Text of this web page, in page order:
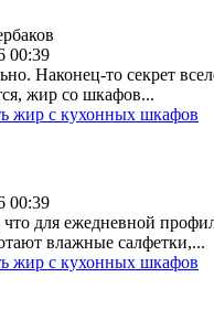
00:39
Наконец-то секрет
жир со шкафов...
жир с кухонных шкафов
00:39
что для ежедневной
влажные салфетки,...
жир с кухонных шкафов